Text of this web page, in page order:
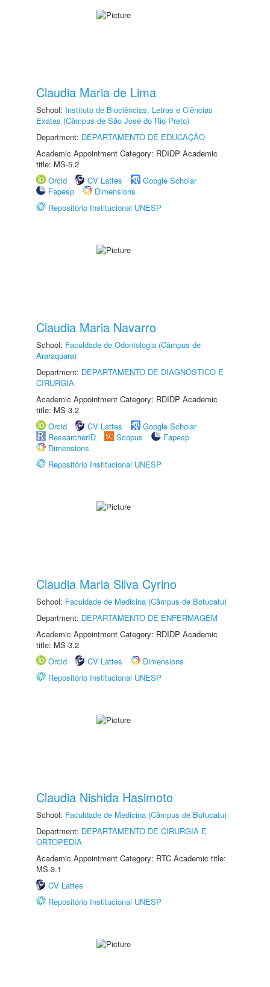
Claudia Maria de Lima
School: Instituto de Biociências, Letras e Ciências
Exatas (Câmpus de São José do Rio Preto)
Department: DEPARTAMENTO DE EDUCAÇÃO
Academic Appointment Category: RDIDP Academic
title: MS-5.2
Orcid
CV Lattes
Google Scholar
Fapesp
Dimensions
Repositório Institucional UNESP
Claudia Maria Navarro
School: Faculdade de Odontologia (Câmpus de
Araraquara)
Department: DEPARTAMENTO DE DIAGNÓSTICO E
CIRURGIA
Academic Appointment Category: RDIDP Academic
title: MS-3.2
Orcid
CV Lattes
Google Scholar
ResearcherID
Scopus
Fapesp
Dimensions
Repositório Institucional UNESP
Claudia Maria Silva Cyrino
School: Faculdade de Medicina (Câmpus de Botucatu)
Department: DEPARTAMENTO DE ENFERMAGEM
Academic Appointment Category: RDIDP Academic
title: MS-3.2
Orcid
CV Lattes
Dimensions
Repositório Institucional UNESP
Claudia Nishida Hasimoto
School: Faculdade de Medicina (Câmpus de Botucatu)
Department: DEPARTAMENTO DE CIRURGIA E
ORTOPEDIA
Academic Appointment Category: RTC Academic title:
MS-3.1
CV Lattes
Repositório Institucional UNESP